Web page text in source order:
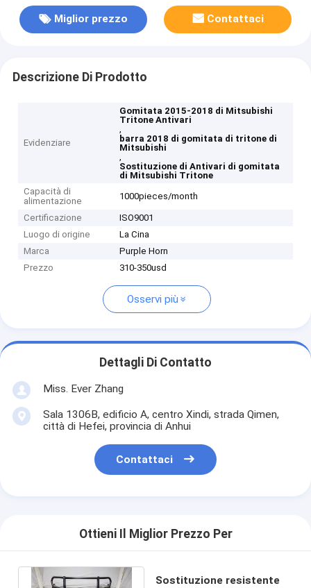
Miglior prezzo Contattaci
Descrizione Di Prodotto
Evidenziare
Gomitata 2015-2018 di Mitsubishi
Tritone Antivari
,
barra 2018 di gomitata di tritone di
Mitsubishi
,
Sostituzione di Antivari di gomitata
di Mitsubishi Tritone
Capacità di
alimentazione
1000pieces/month
Certificazione
ISO9001
Luogo di origine
La Cina
Marca
Purple Horn
Prezzo
310-350usd
Osservi più
Dettagli Di Contatto
Miss. Ever Zhang
Sala 1306B, edificio A, centro Xindi, strada Qimen,
città di Hefei, provincia di Anhui
Contattaci
Ottieni Il Miglior Prezzo Per
Sostituzione resistente